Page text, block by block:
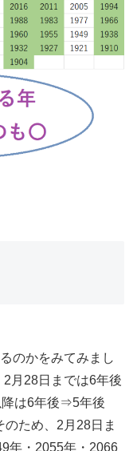
のかをみてみまし
月28日までは6年後
は6年後⇒5年後
ため、2月28日ま
年・2055年・2066